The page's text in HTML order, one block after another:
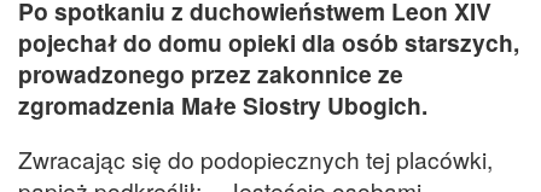
Po spotkaniu z duchowieństwem Leon XIV
pojechał do domu opieki dla osób starszych,
prowadzonego przez zakonnice ze
zgromadzenia Małe Siostry Ubogich.
Zwracając się do podopiecznych tej placówki,